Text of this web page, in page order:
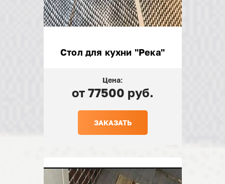
Стол для кухни "Река"
Цена:
от 77500 руб.
ЗАКАЗАТЬ